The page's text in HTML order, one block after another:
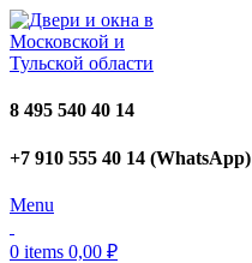
8 495 540 40 14
+7 910 555 40 14 (WhatsApp)
Menu
0 items 0,00 ₽